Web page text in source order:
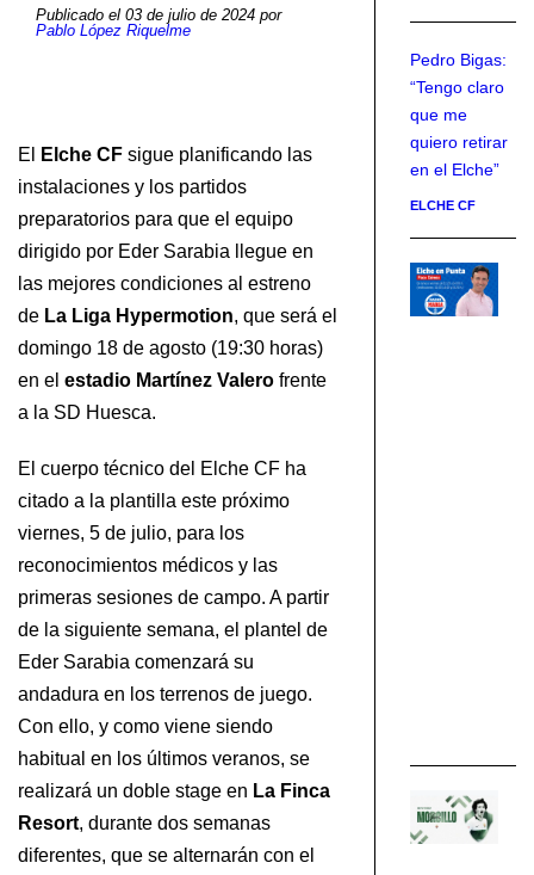
Publicado el 03 de julio de 2024 por
Pablo López Riquelme
El Elche CF sigue planificando las
instalaciones y los partidos
preparatorios para que el equipo
dirigido por Eder Sarabia llegue en
las mejores condiciones al estreno
de La Liga Hypermotion, que será el
domingo 18 de agosto (19:30 horas)
en el estadio Martínez Valero frente
a la SD Huesca.
El cuerpo técnico del Elche CF ha
citado a la plantilla este próximo
viernes, 5 de julio, para los
reconocimientos médicos y las
primeras sesiones de campo. A partir
de la siguiente semana, el plantel de
Eder Sarabia comenzará su
andadura en los terrenos de juego.
Con ello, y como viene siendo
habitual en los últimos veranos, se
realizará un doble stage en La Finca
Resort, durante dos semanas
diferentes, que se alternarán con el
Pedro Bigas:
“Tengo claro
que me
quiero retirar
en el Elche”
ELCHE CF